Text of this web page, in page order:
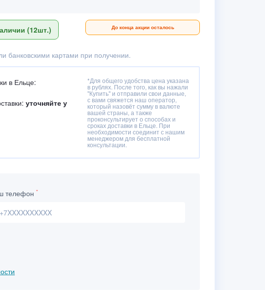
(12шт.) До конца акции осталось
банковскими картами при получении.
в Ельце:
уточняйте у
*Для общего удобства цена указана
в рублях. После того, как вы нажали
"Купить" и отправили свои данные,
с вами свяжется наш оператор,
который назовёт сумму в валюте
вашей страны, а также
проконсультирует о способах и
сроках доставки в Ельце. При
необходимости соединит с нашим
менеджером для бесплатной
консультации.
телефон *